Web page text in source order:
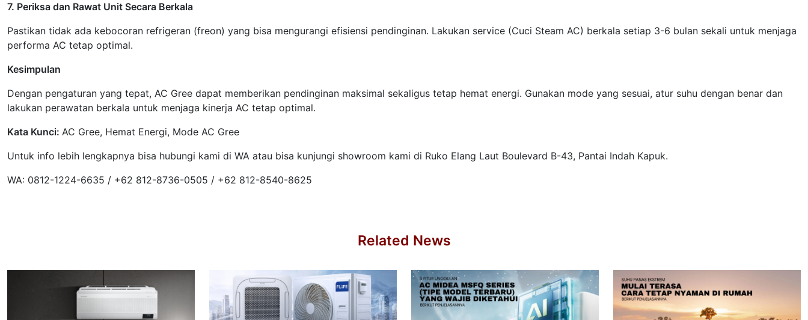
7. Periksa dan Rawat Unit Secara Berkala
Pastikan tidak ada kebocoran refrigeran (freon) yang bisa mengurangi efisiensi pendinginan. Lakukan service (Cuci Steam AC) berkala setiap 3-6 bulan sekali untuk menjaga
performa AC tetap optimal.
Kesimpulan
Dengan pengaturan yang tepat, AC Gree dapat memberikan pendinginan maksimal sekaligus tetap hemat energi. Gunakan mode yang sesuai, atur suhu dengan benar dan
lakukan perawatan berkala untuk menjaga kinerja AC tetap optimal.
Kata Kunci: AC Gree, Hemat Energi, Mode AC Gree
Untuk info lebih lengkapnya bisa hubungi kami di WA atau bisa kunjungi showroom kami di Ruko Elang Laut Boulevard B-43, Pantai Indah Kapuk.
WA: 0812-1224-6635 / +62 812-8736-0505 / +62 812-8540-8625
Related News